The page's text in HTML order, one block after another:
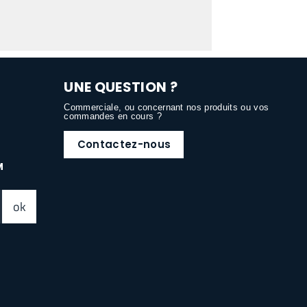
ok
UNE QUESTION ?
Commerciale, ou concernant nos produits ou vos
commandes en cours ?
Contactez-nous